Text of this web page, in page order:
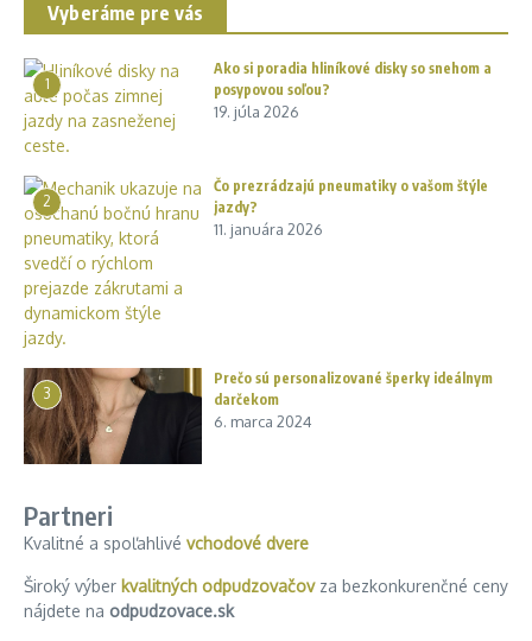
Vyberáme pre vás
1
Ako si poradia hliníkové disky so snehom a
posypovou soľou?
19. júla 2026
2
Čo prezrádzajú pneumatiky o vašom štýle
jazdy?
11. januára 2026
3
Prečo sú personalizované šperky ideálnym
darčekom
6. marca 2024
Partneri
Kvalitné a spoľahlivé vchodové dvere
Široký výber kvalitných odpudzovačovza bezkonkurenčné ceny
nájdete na odpudzovace.sk